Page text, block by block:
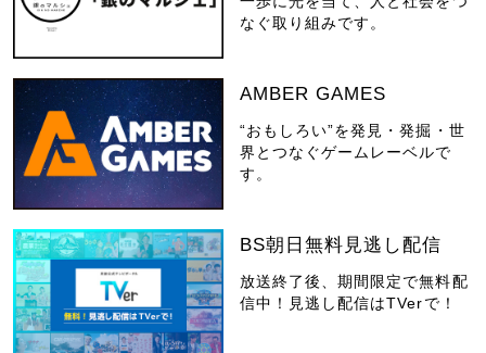
なぐ取り組みです。
AMBER GAMES
“おもしろい”を発見・発掘・世
界とつなぐゲームレーベルで
す。
BS朝日無料見逃し配信
放送終了後、期間限定で無料配
信中！見逃し配信はTVerで！